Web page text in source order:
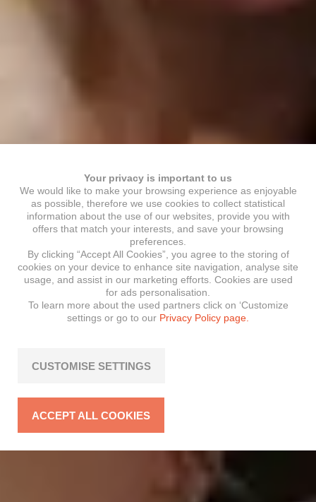
Your privacy is important to us
We would like to make your browsing experience as enjoyable
as possible, therefore we use cookies to collect statistical
information about the use of our websites, provide you with
offers that match your interests, and save your browsing
preferences.
By clicking “Accept All Cookies”, you agree to the storing of
cookies on your device to enhance site navigation, analyse site
usage, and assist in our marketing efforts. Cookies are used
for ads personalisation.
To learn more about the used partners click on ‘Customize
settings or go to our Privacy Policy page.
CUSTOMISE SETTINGS
ACCEPT ALL COOKIES